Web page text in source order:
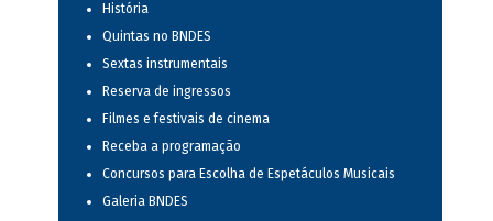
História
Quintas no BNDES
Sextas instrumentais
Reserva de ingressos
Filmes e festivais de cinema
Receba a programação
Concursos para Escolha de Espetáculos Musicais
Galeria BNDES